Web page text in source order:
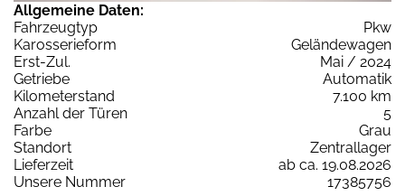
Allgemeine Daten:
Fahrzeugtyp
Pkw
Karosserieform
Geländewagen
Erst-Zul.
Mai / 2024
Getriebe
Automatik
Kilometerstand
7.100 km
Anzahl der Türen
5
Farbe
Grau
Standort
Zentrallager
Lieferzeit
ab ca. 19.08.2026
Unsere Nummer
17385756